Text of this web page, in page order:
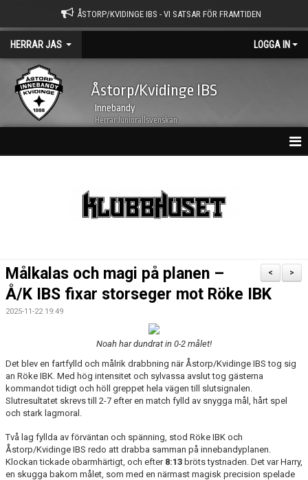
ÅSTORP/KVIDINGE IBS - VI SATSAR FÖR FRAMTIDEN
HERRAR JAS LOGGA IN
Åstorp/Kvidinge IBS
Innebandy
Herrar Juniorallsvenskan
MATCHER
DOKUMENT
>
<
Målkalas och magi på planen –
Å/K IBS fixar storseger mot Röke IBK
2025-11-22 19:49
Noah har dundrat in 0-2 målet!
Det blev en fartfylld och målrik drabbning när Åstorp/Kvidinge IBS tog sig
an Röke IBK. Med hög intensitet och sylvassa avslut tog gästerna
kommandot tidigt och höll greppet hela vägen till slutsignalen.
Slutresultatet skrevs till 2-7 efter en match fylld av snygga mål, hårt spel
och stark lagmoral.
Två lag fyllda av förväntan och spänning, stod Röke IBK och
Åstorp/Kvidinge IBS redo att drabba samman på innebandyplanen.
Klockan tickade obarmhärtigt, och efter 8:13 bröts tystnaden. Det var Harry,
en skugga bakom målet, som med en närmast magisk precision spelade